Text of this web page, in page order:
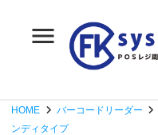
HOME バーコードリーダー
ンディタイプ